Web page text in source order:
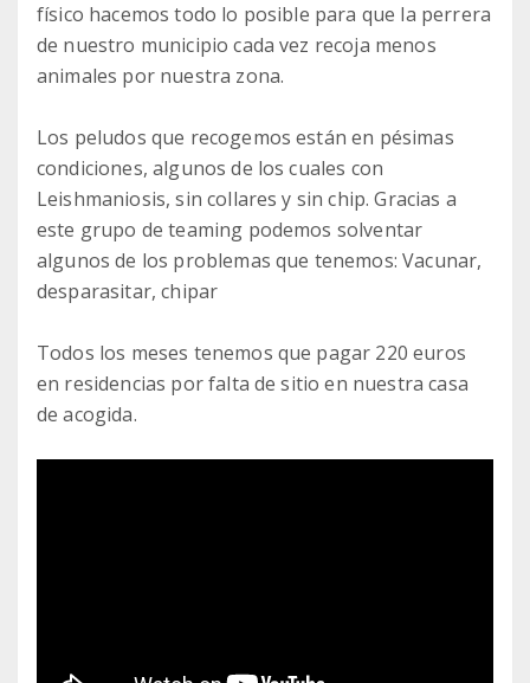
físico hacemos todo lo posible para que la perrera
de nuestro municipio cada vez recoja menos
animales por nuestra zona.
Los peludos que recogemos están en pésimas
condiciones, algunos de los cuales con
Leishmaniosis, sin collares y sin chip. Gracias a
este grupo de teaming podemos solventar
algunos de los problemas que tenemos: Vacunar,
desparasitar, chipar
Todos los meses tenemos que pagar 220 euros
en residencias por falta de sitio en nuestra casa
de acogida.